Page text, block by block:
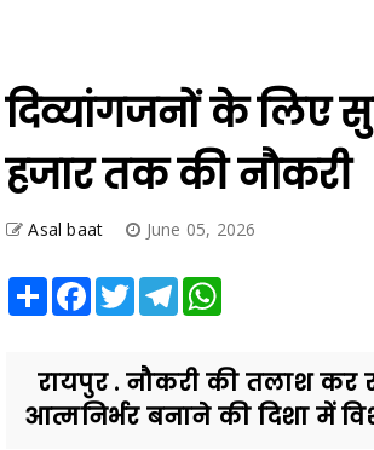
दिव्यांगजनों के लिए
हजार तक की नौकरी
Asal baat June 05, 2026
Share Facebook
Twitter Telegram
रायपुर . नौकरी की तलाश कर
आत्मनिर्भर बनाने की दिशा में